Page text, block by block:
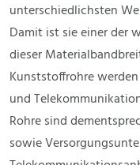
unterschiedlichsten
Damit ist sie einer der
dieser
Kunststoffrohre
und
Rohre sind
sowie